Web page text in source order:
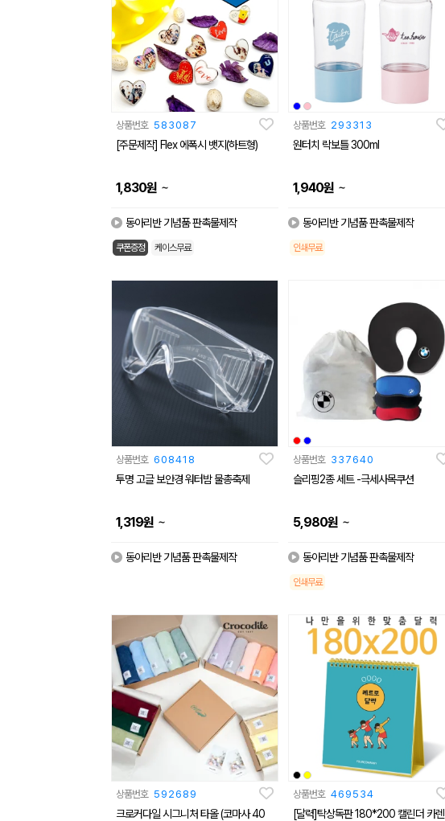
상품번호 583087
[주문제작] Flex 에폭시 뱃지(하트형)
1,830원 ~
동아리반 기념품 판촉물제작
쿠폰증정 케이스무료
상품번호 293313
원터치 락보틀 300ml
1,940원 ~
동아리반 기념품 판촉물제작
인쇄무료
상품번호 608418
투명 고글 보안경 워터밤 물총축제
1,319원 ~
동아리반 기념품 판촉물제작
상품번호 337640
슬리핑2종 세트 -극세사목쿠션
5,980원 ~
동아리반 기념품 판촉물제작
인쇄무료
상품번호 592689
크로커다일 시그니처 타올 (코마사 40
상품번호 469534
[달력]탁상독판 180*200 캘린더 카렌